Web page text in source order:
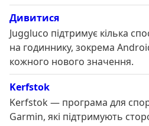
Дивитися
Juggluco підтримує кілька
на годиннику, зокрема
кожного нового значення.
Kerfstok
Kerfstok — програма для
Garmin, які підтримують